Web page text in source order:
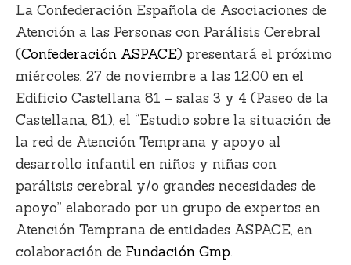
La Confederación Española de Asociaciones de
Atención a las Personas con Parálisis Cerebral
(Confederación ASPACE) presentará el próximo
miércoles, 27 de noviembre a las 12:00 en el
Edificio Castellana 81 – salas 3 y 4 (Paseo de la
Castellana, 81), el “Estudio sobre la situación de
la red de Atención Temprana y apoyo al
desarrollo infantil en niños y niñas con
parálisis cerebral y/o grandes necesidades de
apoyo” elaborado por un grupo de expertos en
Atención Temprana de entidades ASPACE, en
colaboración de Fundación Gmp.